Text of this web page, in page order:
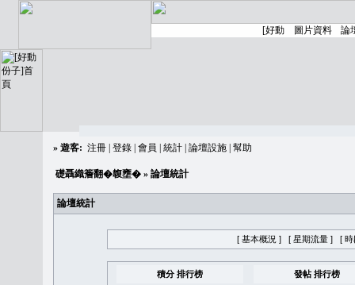
» 遊客: 注冊 登錄 會員 統計 論壇設施 幫助
礎聶織簷翻�䪖壅� » 論壇統計
論壇統計
[ 基本概況 ] [ 星期流量 ] [ 時
積分 排行榜 發帖 排行榜